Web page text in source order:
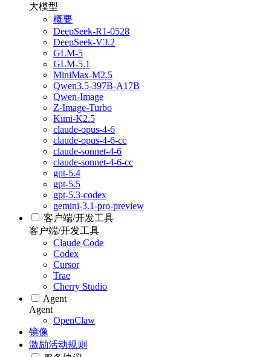
大模型
概要
DeepSeek-R1-0528
DeepSeek-V3.2
GLM-5
GLM-5.1
MiniMax-M2.5
Qwen3.5-397B-A17B
Qwen-Image
Z-Image-Turbo
Kimi-K2.5
claude-opus-4-6
claude-opus-4-6-cc
claude-sonnet-4-6
claude-sonnet-4-6-cc
gpt-5.4
gpt-5.5
gpt-5.3-codex
gemini-3.1-pro-preview
客户端/开发工具
客户端/开发工具
Claude Code
Codex
Cursor
Trae
Cherry Studio
Agent
Agent
OpenClaw
镜像
激励活动规则